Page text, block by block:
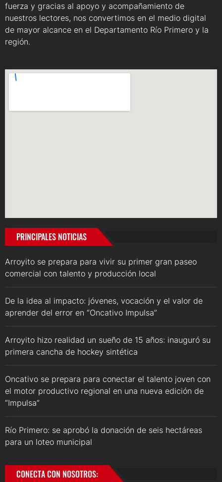
fuerza y gracias al apoyo y acompañamiento de
nuestros lectores, nos convertimos en el medio digital
de mayor alcance en el Departamento Río Primero y la
región.
PRINCIPALES NOTICIAS
Arroyito se prepara para vivir su primer gran paseo
comercial con talento y producción local
De la idea al impacto: jóvenes, vocación y el valor de
aprender del error en “Oncativo Impulsa”
Arroyito hizo realidad un sueño de 15 años: inauguró su
primera cancha de hockey sintética
Oncativo se prepara para conectar el talento joven con
el motor productivo regional en una nueva edición de
“Impulsa”
Río Primero: se aprobó la donación de seis hectáreas
para un loteo municipal
CONECTA CON NOSOTROS: